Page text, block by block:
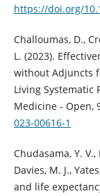
https://doi.org/
Challoumas, D.,
L. (2023).
without Adjuncts
Living Systematic
Medicine - Open,
023-00616-1
Chudasama, Y.
Davies, M. J.,
and life